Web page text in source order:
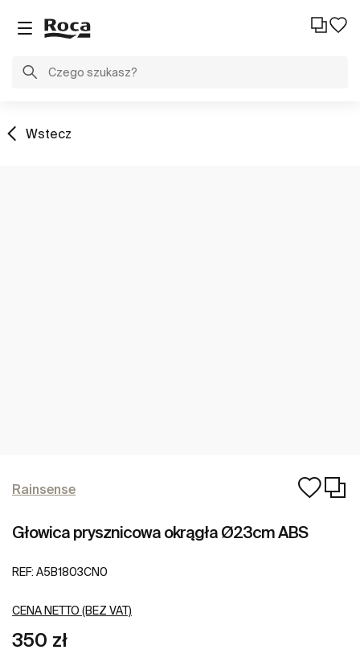
Wstecz
Rainsense
Głowica prysznicowa okrągła Ø23cm ABS
REF: A5B1803CN0
CENA NETTO (BEZ VAT)
350 zł